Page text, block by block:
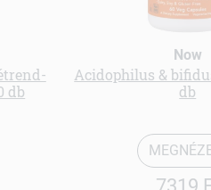
db
Now
Acidophilus &
db
7319